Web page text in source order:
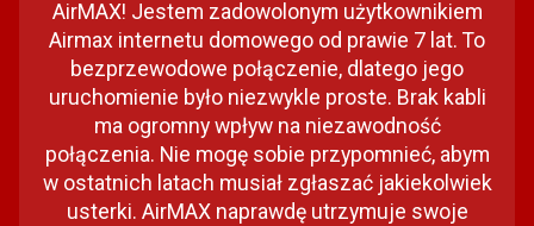
AirMAX! Jestem zadowolonym użytkownikiem
Airmax internetu domowego od prawie 7 lat. To
bezprzewodowe połączenie, dlatego jego
uruchomienie było niezwykle proste. Brak kabli
ma ogromny wpływ na niezawodność
połączenia. Nie mogę sobie przypomnieć, abym
w ostatnich latach musiał zgłaszać jakiekolwiek
usterki. AirMAX naprawdę utrzymuje swoje